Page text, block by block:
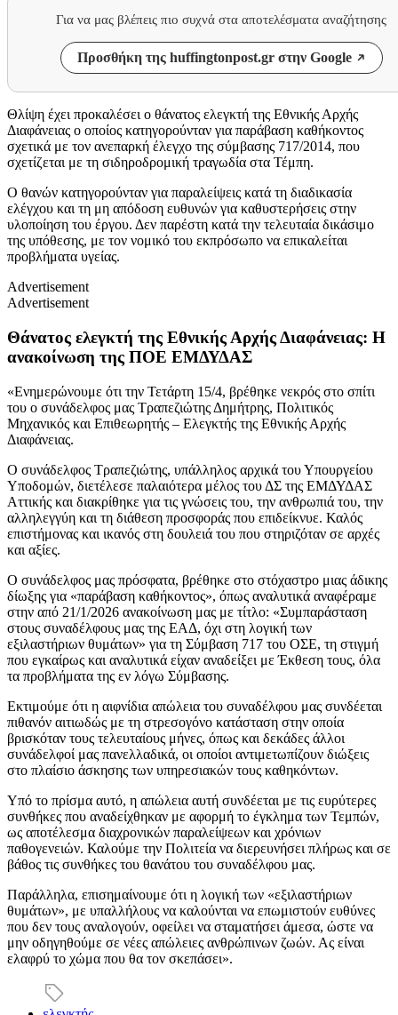
Για να μας βλέπεις πιο συχνά στα αποτελέσματα αναζήτησης
Προσθήκη της huffingtonpost.gr στην Google
Θλίψη έχει προκαλέσει ο θάνατος ελεγκτή της Εθνικής Αρχής
Διαφάνειας ο οποίος κατηγορούνταν για παράβαση καθήκοντος
σχετικά με τον ανεπαρκή έλεγχο της σύμβασης 717/2014, που
σχετίζεται με τη σιδηροδρομική τραγωδία στα Τέμπη.
Ο θανών κατηγορούνταν για παραλείψεις κατά τη διαδικασία
ελέγχου και τη μη απόδοση ευθυνών για καθυστερήσεις στην
υλοποίηση του έργου. Δεν παρέστη κατά την τελευταία δικάσιμο
της υπόθεσης, με τον νομικό του εκπρόσωπο να επικαλείται
προβλήματα υγείας.
Advertisement
Advertisement
Θάνατος ελεγκτή της Εθνικής Αρχής Διαφάνειας: Η
ανακοίνωση της ΠΟΕ ΕΜΔΥΔΑΣ
«Ενημερώνουμε ότι την Τετάρτη 15/4, βρέθηκε νεκρός στο σπίτι
του ο συνάδελφος μας Τραπεζιώτης Δημήτρης, Πολιτικός
Μηχανικός και Επιθεωρητής – Ελεγκτής της Εθνικής Αρχής
Διαφάνειας.
Ο συνάδελφος Τραπεζιώτης, υπάλληλος αρχικά του Υπουργείου
Υποδομών, διετέλεσε παλαιότερα μέλος του ΔΣ της ΕΜΔΥΔΑΣ
Αττικής και διακρίθηκε για τις γνώσεις του, την ανθρωπιά του, την
αλληλεγγύη και τη διάθεση προσφοράς που επιδείκνυε. Καλός
επιστήμονας και ικανός στη δουλειά του που στηριζόταν σε αρχές
και αξίες.
Ο συνάδελφος μας πρόσφατα, βρέθηκε στο στόχαστρο μιας άδικης
δίωξης για «παράβαση καθήκοντος», όπως αναλυτικά αναφέραμε
στην από 21/1/2026 ανακοίνωση μας με τίτλο: «Συμπαράσταση
στους συναδέλφους μας της ΕΑΔ, όχι στη λογική των
εξιλαστήριων θυμάτων» για τη Σύμβαση 717 του ΟΣΕ, τη στιγμή
που εγκαίρως και αναλυτικά είχαν αναδείξει με Έκθεση τους, όλα
τα προβλήματα της εν λόγω Σύμβασης.
Εκτιμούμε ότι η αιφνίδια απώλεια του συναδέλφου μας συνδέεται
πιθανόν αιτιωδώς με τη στρεσογόνο κατάσταση στην οποία
βρισκόταν τους τελευταίους μήνες, όπως και δεκάδες άλλοι
συνάδελφοί μας πανελλαδικά, οι οποίοι αντιμετωπίζουν διώξεις
στο πλαίσιο άσκησης των υπηρεσιακών τους καθηκόντων.
Υπό το πρίσμα αυτό, η απώλεια αυτή συνδέεται με τις ευρύτερες
συνθήκες που αναδείχθηκαν με αφορμή το έγκλημα των Τεμπών,
ως αποτέλεσμα διαχρονικών παραλείψεων και χρόνιων
παθογενειών. Καλούμε την Πολιτεία να διερευνήσει πλήρως και σε
βάθος τις συνθήκες του θανάτου του συναδέλφου μας.
Παράλληλα, επισημαίνουμε ότι η λογική των «εξιλαστήριων
θυμάτων», με υπαλλήλους να καλούνται να επωμιστούν ευθύνες
που δεν τους αναλογούν, οφείλει να σταματήσει άμεσα, ώστε να
μην οδηγηθούμε σε νέες απώλειες ανθρώπινων ζωών. Ας είναι
ελαφρύ το χώμα που θα τον σκεπάσει».